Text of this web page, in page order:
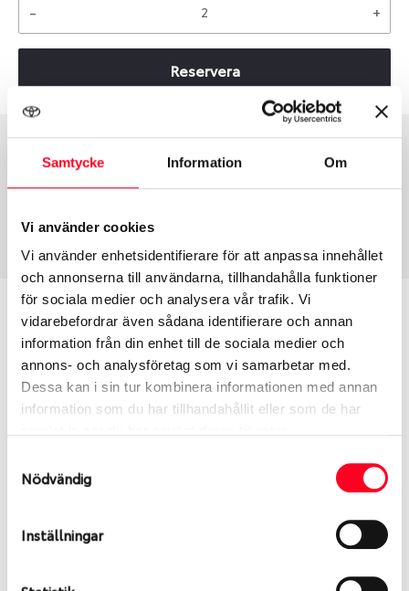
Samtycke Information Om
Vi använder cookies
Vi använder enhetsidentifierare för att anpassa innehållet
och annonserna till användarna, tillhandahålla funktioner
för sociala medier och analysera vår trafik. Vi
vidarebefordrar även sådana identifierare och annan
information från din enhet till de sociala medier och
annons- och analysföretag som vi samarbetar med.
Dessa kan i sin tur kombinera informationen med annan
information som du har tillhandahållit eller som de har
Nödvändig
Inställningar
- +
Reservera
Däcktyp
Sommar
Däckstorlek
245/35 R 21 96Y
1791
Passar detta däck min bil?
Ange registreringsnummer för att se om det däck
du valt passar din bilmodell. Om du köper däck som
skall sättas på dina befintliga fälgar, se till att kolla
årens lopp och inte vara samma dimension som
bilen hade ut från fabrik.